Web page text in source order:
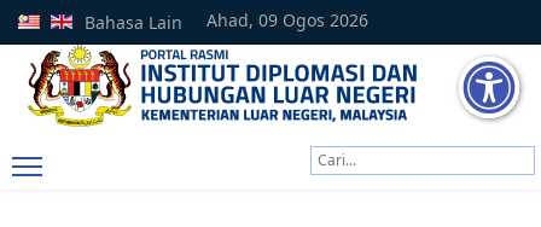
Ahad, 09 Ogos 2026
Bahasa Lain